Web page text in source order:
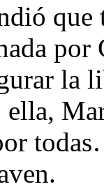
por
la
ella,